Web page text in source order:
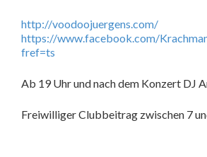
http://voodoojuergens.com/
https://www.facebook.com/
fref=ts
Ab 19 Uhr und nach dem Konzert DJ
Freiwilliger Clubbeitrag zwischen 7